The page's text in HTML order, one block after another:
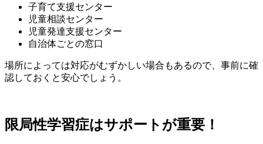
子育て支援センター
児童相談センター
児童発達支援センター
自治体ごとの窓口
場所によっては対応がむずかしい場合もあるので、事前に確
認しておくと安心でしょう。
限局性学習症はサポートが重要！